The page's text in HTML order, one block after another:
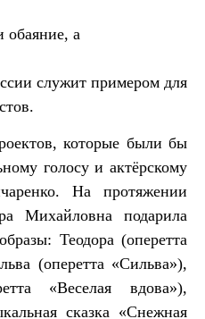
обаяние, а
служит примером для
которые были бы
голосу и актёрскому
На протяжении
Михайловна подарила
Теодора (оперетта
(оперетта «Сильва»),
«Веселая вдова»),
сказка «Снежная